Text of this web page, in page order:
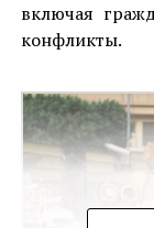
включая
конфликты.